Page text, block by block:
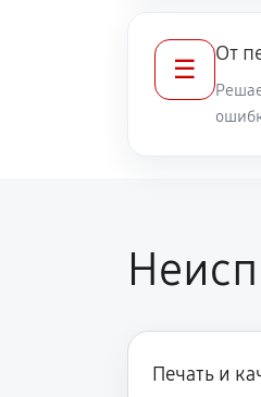
☰
От
Печать и